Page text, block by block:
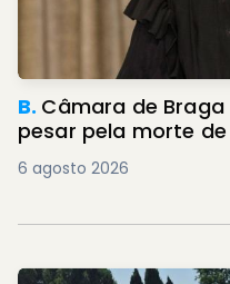
B. Câmara de
pesar pela morte
6 agosto 2026